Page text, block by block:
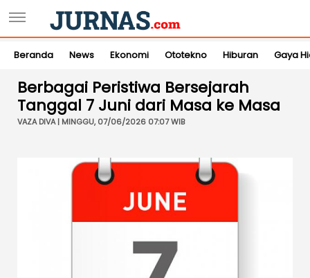
Beranda News Ekonomi Ototekno Hiburan Gaya
Berbagai Peristiwa Bersejarah
Tanggal 7 Juni dari Masa ke Masa
VAZA DIVA | MINGGU, 07/06/2026 07:07 WIB